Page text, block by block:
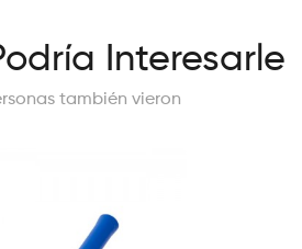
Interesarle
también vieron